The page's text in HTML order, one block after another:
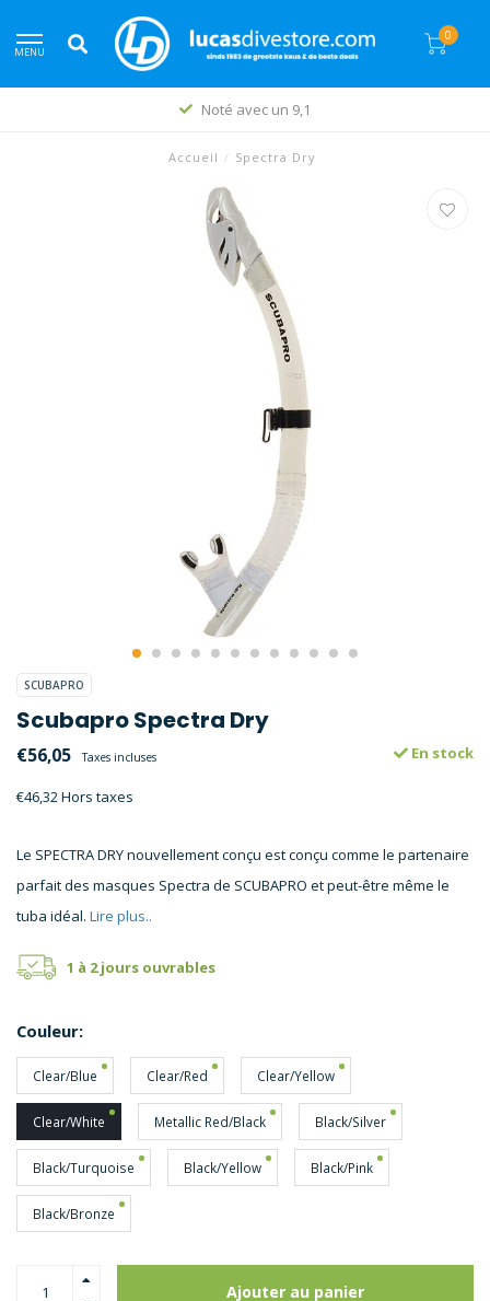
MENU
0
Noté avec un 9,1
Accueil / Spectra Dry
SCUBAPRO
Scubapro Spectra Dry
€56,05 Taxes incluses
€46,32 Hors taxes
En stock
Le SPECTRA DRY nouvellement conçu est conçu comme le partenaire
parfait des masques Spectra de SCUBAPRO et peut-être même le
tuba idéal. Lire plus..
1 à 2 jours ouvrables
Couleur:
Clear/Blue Clear/Red Clear/Yellow
Clear/White Metallic Red/Black Black/Silver
Black/Turquoise Black/Yellow Black/Pink
Black/Bronze
Ajouter au panier